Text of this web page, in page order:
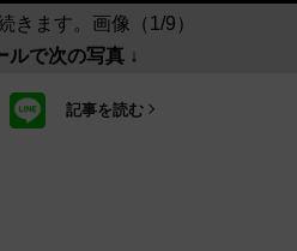
きます。画像（1/9）
ルで次の写真 ↓
記事を読む